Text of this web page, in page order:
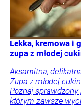
Lekka, kremowa i
zupa z młodej
Aksamitna,
Zupa z młodej
Poznaj
którym zawsze